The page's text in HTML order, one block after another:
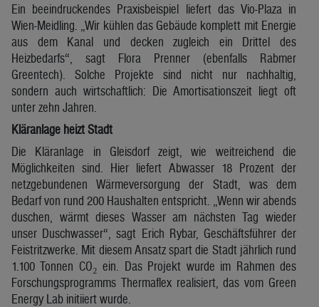
Ein beeindruckendes Praxisbeispiel liefert das Vio-Plaza in
Wien-Meidling. „Wir kühlen das Gebäude komplett mit Energie
aus dem Kanal und decken zugleich ein Drittel des
Heizbedarfs“, sagt Flora Prenner (ebenfalls Rabmer
Greentech). Solche Projekte sind nicht nur nachhaltig,
sondern auch wirtschaftlich: Die Amortisationszeit liegt oft
unter zehn Jahren.
Kläranlage heizt Stadt
Die Kläranlage in Gleisdorf zeigt, wie weitreichend die
Möglichkeiten sind. Hier liefert Abwasser 18 Prozent der
netzgebundenen Wärmeversorgung der Stadt, was dem
Bedarf von rund 200 Haushalten entspricht. „Wenn wir abends
duschen, wärmt dieses Wasser am nächsten Tag wieder
unser Duschwasser“, sagt Erich Rybar, Geschäftsführer der
Feistritzwerke. Mit diesem Ansatz spart die Stadt jährlich rund
1.100 Tonnen CO₂ ein. Das Projekt wurde im Rahmen des
Forschungsprogramms Thermaflex realisiert, das vom Green
Energy Lab initiiert wurde.